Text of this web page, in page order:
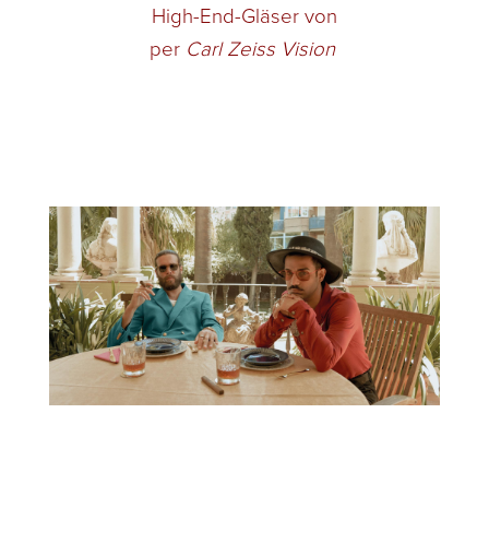
High-End-Gläser von
per Carl Zeiss Vision